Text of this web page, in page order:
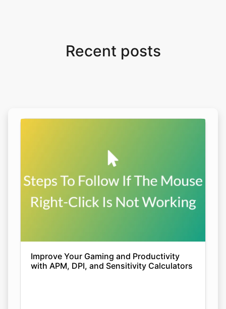
Recent posts
Improve Your Gaming and Productivity
with APM, DPI, and Sensitivity Calculators